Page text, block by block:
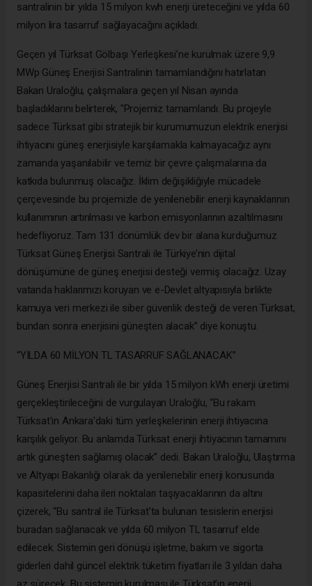
santralinin bir yılda 15 milyon kwh enerji üreteceğini ve yılda 60
milyon lira tasarruf sağlayacağını açıkladı.
Geçen yıl Türksat Gölbaşı Yerleşkesi’ne kurulmak üzere 9,9
MWp Güneş Enerjisi Santralinin tamamlandığını hatırlatan
Bakan Uraloğlu, çalışmalara geçen yıl Nisan ayında
başladıklarını belirterek, "Projemiz tamamlandı. Bu projeyle
sadece Türksat gibi stratejik bir kurumumuzun elektrik enerjisi
ihtiyacını güneş enerjisiyle karşılamakla kalmayacağız aynı
zamanda yaşanılabilir ve temiz bir çevre çalışmalarına da
katkıda bulunmuş olacağız. İklim değişikliğiyle mücadele
çerçevesinde bu projemizle de yenilenebilir enerji kaynaklarının
kullanımının artırılması ve karbon emisyonlarının azaltılmasını
hedefliyoruz. Tam 131 dönümlük dev bir alana kurduğumuz
Türksat Güneş Enerjisi Santrali ile Türkiye’nin dijital
dönüşümüne de güneş enerjisi desteği vermiş olacağız. Uzay
vatanda haklarımızı koruyan ve e-Devlet altyapısıyla birlikte
kamuya veri merkezi ile siber güvenlik desteği de veren Türksat,
bundan sonra enerjisini güneşten alacak” diye konuştu.
“YILDA 60 MİLYON TL TASARRUF SAĞLANACAK”
Güneş Enerjisi Santrali ile bir yılda 15 milyon kWh enerji üretimi
gerçekleştirileceğini de vurgulayan Uraloğlu, “Bu rakam
Türksat'ın Ankara'daki tüm yerleşkelerinin enerji ihtiyacına
karşılık geliyor. Bu anlamda Türksat enerji ihtiyacının tamamını
artık güneşten sağlamış olacak” dedi. Bakan Uraloğlu, Ulaştırma
ve Altyapı Bakanlığı olarak da yenilenebilir enerji konusunda
kapasitelerini daha ileri noktaları taşıyacaklarının da altını
çizerek, “Bu santral ile Türksat’ta bulunan tesislerin enerjisi
buradan sağlanacak ve yılda 60 milyon TL tasarruf elde
edilecek. Sistemin geri dönüşü işletme, bakım ve sigorta
giderleri dahil güncel elektrik tüketim fiyatları ile 3 yıldan daha